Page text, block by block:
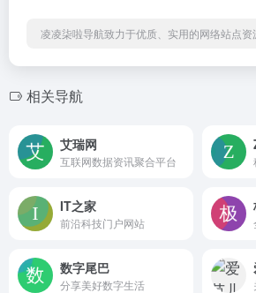
凌凌柒啦导航致力于优质、实用的网络站点资
相关导航
艾瑞网
互联网数据资讯聚合平台
IT之家
前沿科技门户网站
数字尾巴
分享美好数字生活